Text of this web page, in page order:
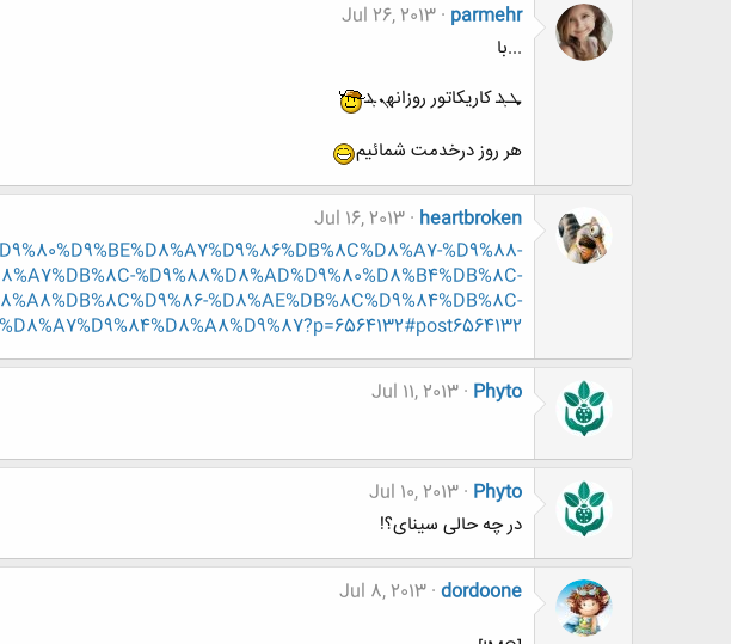
parmehr
Jul 26, 2013
...با
ܜܔ کاریکاتور روزانهܢܔ
هر روز درخدمت شمائیم
heartbroken
Jul 16, 2013
%D9%88-
%D9%88%D8%AD%D9%80%D8%B4%DB%8C-
%D8%AE%DB%8C%D9%84%DB%8C-
Phyto
Jul 11, 2013
Phyto
Jul 10, 2013
در چه حالی سینای؟!
dordoone
Jul 8, 2013